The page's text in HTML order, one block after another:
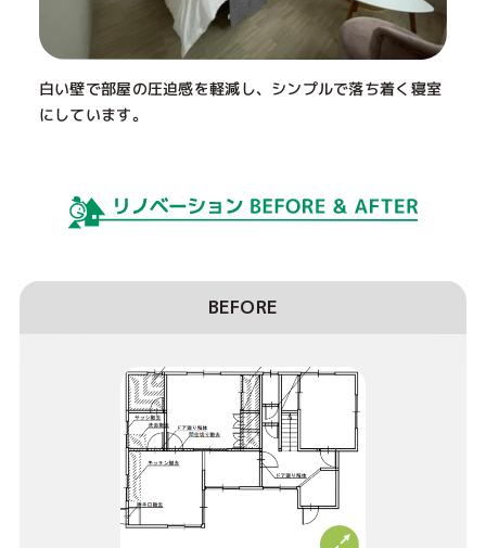
白い壁で部屋の圧迫感を軽減し、シンプルで落ち着く寝室
にしています。
BEFORE